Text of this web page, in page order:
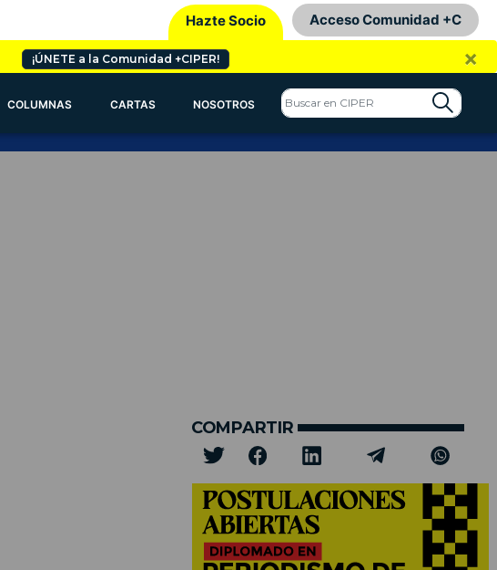
Hazte Socio Acceso Comunidad +C
¡ÚNETE a la Comunidad +CIPER! ×
COLUMNAS CARTAS NOSOTROS
COMPARTIR